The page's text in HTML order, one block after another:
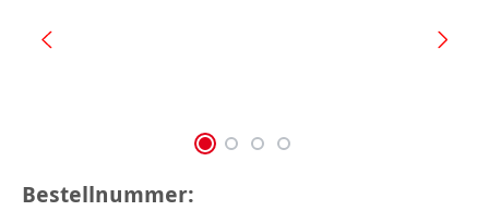
Bestellnummer: